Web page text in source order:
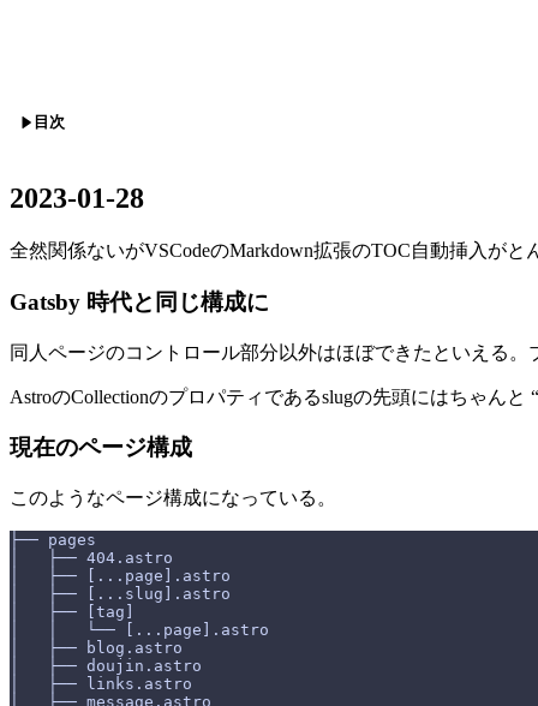
目次
2023-01-28
全然関係ないがVSCodeのMarkdown拡張のTOC自動挿入が
Gatsby 時代と同じ構成に
同人ページのコントロール部分以外はほぼできたといえる
AstroのCollectionのプロパティであるslugの先頭にはちゃん
現在のページ構成
このようなページ構成になっている。
├── pages
│   ├── 404.astro
│   ├── [...page].astro
│   ├── [...slug].astro
│   ├── [tag]
│   │   └── [...page].astro
│   ├── blog.astro
│   ├── doujin.astro
│   ├── links.astro
│   ├── message.astro